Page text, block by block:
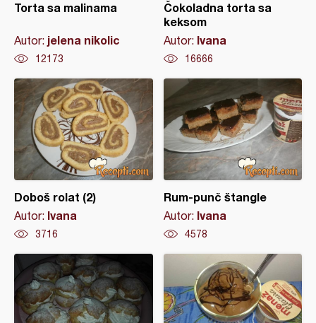
Torta sa malinama
Autor: jelena nikolic
12173
Čokoladna torta sa
keksom
Autor: Ivana
16666
Doboš rolat (2)
Autor: Ivana
3716
Rum-punč štangle
Autor: Ivana
4578